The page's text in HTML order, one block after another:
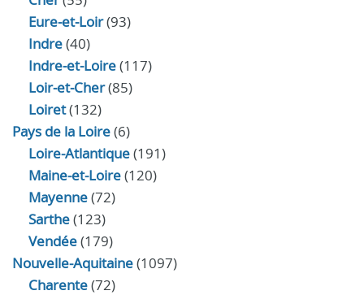
Eure‑et‑Loir(93)
Indre(40)
Indre‑et‑Loire(117)
Loir‑et‑Cher(85)
Loiret(132)
Pays de la Loire(6)
Loire-Atlantique(191)
Maine-et-Loire(120)
Mayenne(72)
Sarthe(123)
Vendée(179)
Nouvelle-Aquitaine(1097)
Charente(72)